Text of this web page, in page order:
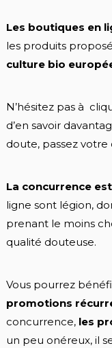
Les boutiques en
les produits
culture bio
N’hésitez pas à
d’en savoir
doute, passez votre
La concurrence
ligne sont légion,
prenant le moins
qualité douteuse.
Vous pourrez
promotions
concurrence, les
un peu onéreux, il